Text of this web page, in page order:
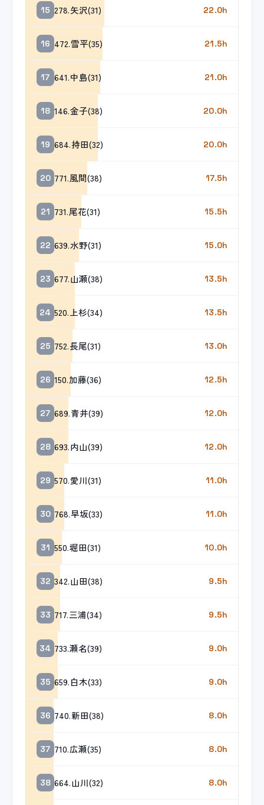
15 278.矢沢(31) 22.0h
16 472.雪平(35) 21.5h
17 641.中島(31) 21.0h
18 146.金子(38) 20.0h
19 684.持田(32) 20.0h
20 771.風間(38) 17.5h
21 731.尾花(31) 15.5h
22 639.水野(31) 15.0h
23 677.山瀬(38) 13.5h
24 520.上杉(34) 13.5h
25 752.長尾(31) 13.0h
26 150.加藤(36) 12.5h
27 689.青井(39) 12.0h
28 693.内山(39) 12.0h
29 570.愛川(31) 11.0h
30 768.早坂(33) 11.0h
31 550.堀田(31) 10.0h
32 342.山田(38) 9.5h
33 717.三浦(34) 9.5h
34 733.瀬名(39) 9.0h
35 659.白木(33) 9.0h
36 740.新田(38) 8.0h
37 710.広瀬(35) 8.0h
38 664.山川(32) 8.0h